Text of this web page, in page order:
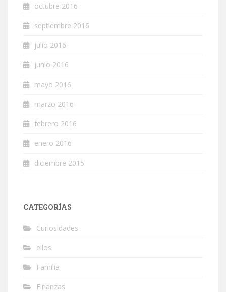
octubre 2016
septiembre 2016
julio 2016
junio 2016
mayo 2016
marzo 2016
febrero 2016
enero 2016
diciembre 2015
CATEGORÍAS
Curiosidades
ellos
Familia
Finanzas